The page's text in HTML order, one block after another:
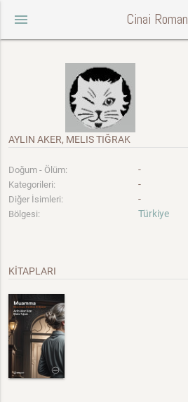
menu Cinai Roman
AYLIN AKER, MELIS TIĞRAK
Doğum - Ölüm: -
Kategorileri: -
Diğer İsimleri: -
Bölgesi: Türkiye
KİTAPLARI